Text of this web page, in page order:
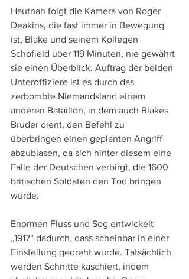
Hautnah folgt die Kamera von Roger
Deakins, die fast immer in Bewegung
ist, Blake und seinem Kollegen
Schofield über 119 Minuten, nie gewährt
sie einen Überblick. Auftrag der beiden
Unteroffiziere ist es durch das
zerbombte Niemandsland einem
anderen Bataillon, in dem auch Blakes
Bruder dient, den Befehl zu
überbringen einen geplanten Angriff
abzublasen, da sich hinter diesem eine
Falle der Deutschen verbirgt, die 1600
britischen Soldaten den Tod bringen
würde.
Enormen Fluss und Sog entwickelt
„1917“ dadurch, dass scheinbar in einer
Einstellung gedreht wurde. Tatsächlich
werden Schnitte kaschiert, indem